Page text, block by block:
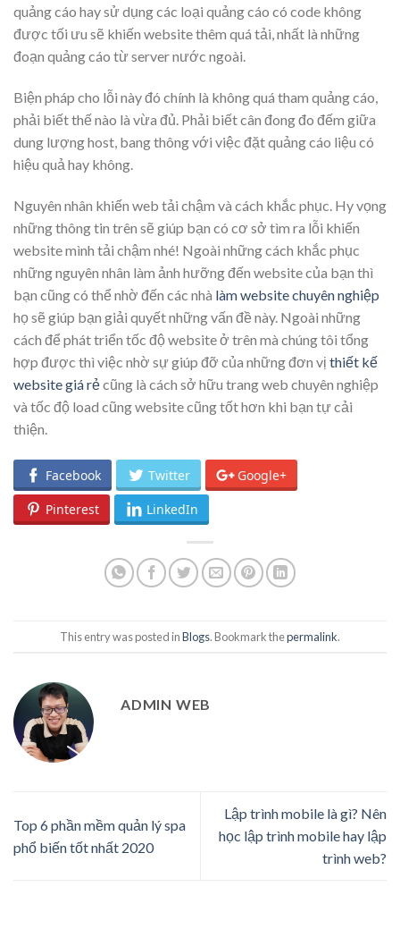
quảng cáo hay sử dụng các loại quảng cáo có code không
được tối ưu sẽ khiến website thêm quá tải, nhất là những
đoạn quảng cáo từ server nước ngoài.
Biện pháp cho lỗi này đó chính là không quá tham quảng cáo,
phải biết thế nào là vừa đủ. Phải biết cân đong đo đếm giữa
dung lượng host, bang thông với việc đặt quảng cáo liệu có
hiệu quả hay không.
Nguyên nhân khiến web tải chậm và cách khắc phục. Hy vọng
những thông tin trên sẽ giúp bạn có cơ sở tìm ra lỗi khiến
website mình tải chậm nhé! Ngoài những cách khắc phục
những nguyên nhân làm ảnh hưỡng đến website của bạn thì
bạn cũng có thể nhờ đến các nhà làm website chuyên nghiệp
họ sẽ giúp bạn giải quyết những vấn đề này. Ngoài những
cách để phát triển tốc độ website ở trên mà chúng tôi tổng
hợp được thì việc nhờ sự giúp đỡ của những đơn vị thiết kế
website giá rẻcũng là cách sở hữu trang web chuyên nghiệp
và tốc độ load cũng website cũng tốt hơn khi bạn tự cải
thiện.
Facebook Twitter Google+
Pinterest LinkedIn
This entry was posted inBlogs. Bookmark thepermalink.
ADMIN WEB
Top 6 phần mềm quản lý spa
phổ biến tốt nhất 2020
Lập trình mobile là gì? Nên
học lập trình mobile hay lập
trình web?